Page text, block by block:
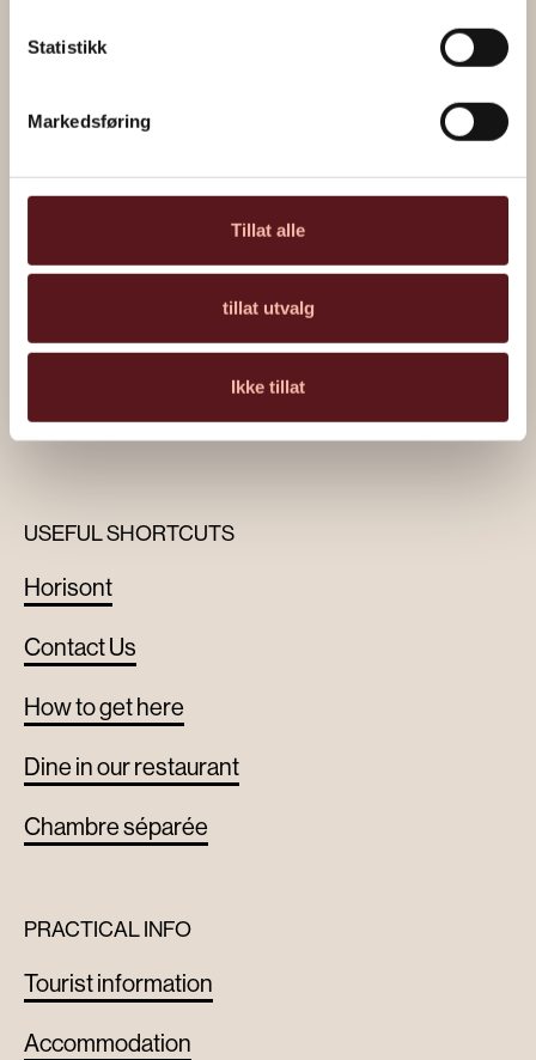
Statistikk
Markedsføring
Tillat alle
tillat utvalg
Ikke tillat
Painting by Marius Moe
Read about the artwork
USEFUL SHORTCUTS
Horisont
Contact Us
How to get here
Dine in our restaurant
Chambre séparée
PRACTICAL INFO
Tourist information
Accommodation